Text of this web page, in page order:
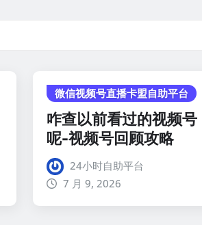
微信视频号直播卡盟自助平台
咋查以前看过的视频号
呢-视频号回顾攻略
24小时自助平台
7 月 9, 2026